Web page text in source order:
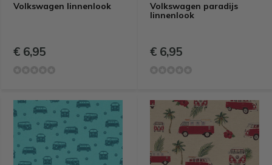
Volkswagen linnenlook
€ 6,95
Volkswagen paradijs
linnenlook
€ 6,95